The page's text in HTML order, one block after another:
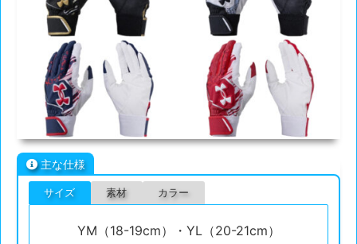
主な仕様
サイズ 素材 カラー
YM（18-19cm）・YL（20-21cm）